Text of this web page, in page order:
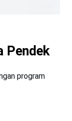
Pendek
program